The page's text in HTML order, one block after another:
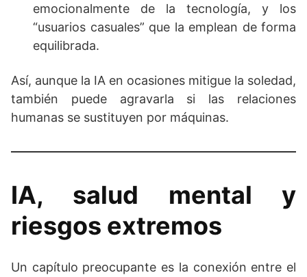
emocionalmente de la tecnología, y los
“usuarios casuales” que la emplean de forma
equilibrada.
Así, aunque la IA en ocasiones mitigue la soledad,
también puede agravarla si las relaciones
humanas se sustituyen por máquinas.
IA, salud mental y
riesgos extremos
Un capítulo preocupante es la conexión entre el